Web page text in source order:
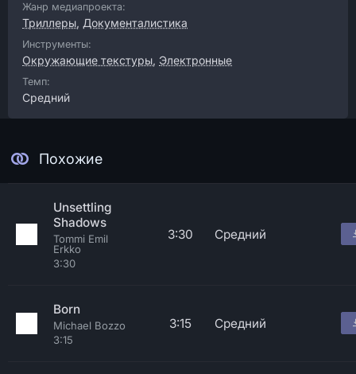
Жанр медиапроекта:
Триллеры, Документалистика
Инструменты:
Окружающие текстуры, Электронные
Темп:
Средний
Похожие
Unsettling
Shadows
Tommi Emil
Erkko
3:30
3:30 Средний
Born
Michael Bozzo
3:15
3:15 Средний